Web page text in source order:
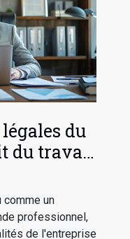
du
du travail
comme un
professionnel,
de l'entreprise